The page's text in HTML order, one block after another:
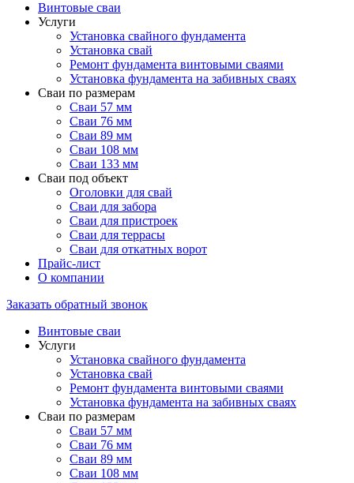
Винтовые сваи
Услуги
Установка свайного фундамента
Установка свай
Ремонт фундамента винтовыми сваями
Установка фундамента на забивных сваях
Сваи по размерам
Сваи 57 мм
Сваи 76 мм
Сваи 89 мм
Сваи 108 мм
Сваи 133 мм
Сваи под объект
Оголовки для свай
Сваи для забора
Сваи для пристроек
Сваи для террасы
Сваи для откатных ворот
Прайс-лист
О компании
Заказать обратный звонок
Винтовые сваи
Услуги
Установка свайного фундамента
Установка свай
Ремонт фундамента винтовыми сваями
Установка фундамента на забивных сваях
Сваи по размерам
Сваи 57 мм
Сваи 76 мм
Сваи 89 мм
Сваи 108 мм